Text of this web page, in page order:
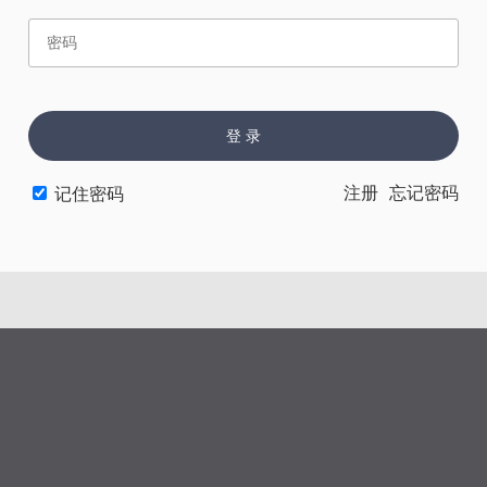
赏 催 票
登 录
记住密码 忘记密码
注册